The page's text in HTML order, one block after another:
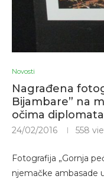
Novosti
Nagrađena
Bijambare” na
očima
24/02/2016 558
Fotografija „Gornja
njemačke ambasade